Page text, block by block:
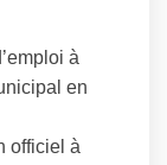
à
en
officiel à